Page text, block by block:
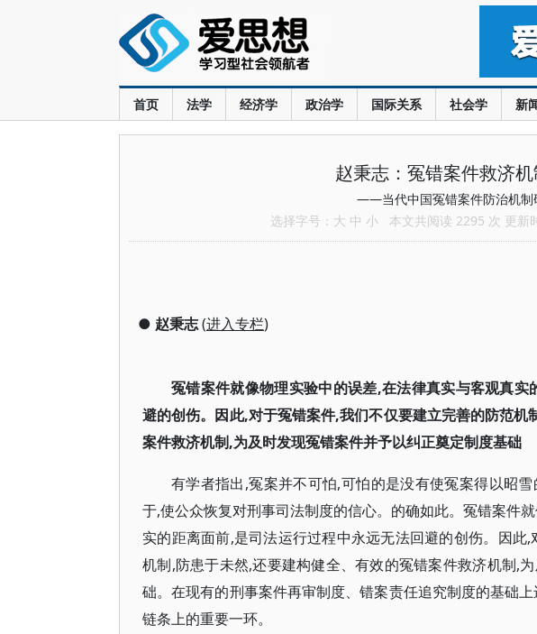
首页 法学 经济学 政治学 国际关系 社会学 新
赵秉志：冤错案件救济
——当代中国冤错案件防治机制
选择字号： 大 中 小 本文共阅读 2295 次 更新
● 赵秉志(进入专栏)
冤错案件就像物理实验中的误差,在法律真实与客观真
避的创伤。因此,对于冤错案件,我们不仅要建立完善的防范
案件救济机制,为及时发现冤错案件并予以纠正奠定制度基础
有学者指出,冤案并不可怕,可怕的是没有使冤案得以昭
于,使公众恢复对刑事司法制度的信心。的确如此。冤错案件
实的距离面前,是司法运行过程中永远无法回避的创伤。因
机制,防患于未然,还要建构健全、有效的冤错案件救济机制,
础。在现有的刑事案件再审制度、错案责任追究制度的基础
链条上的重要一环。